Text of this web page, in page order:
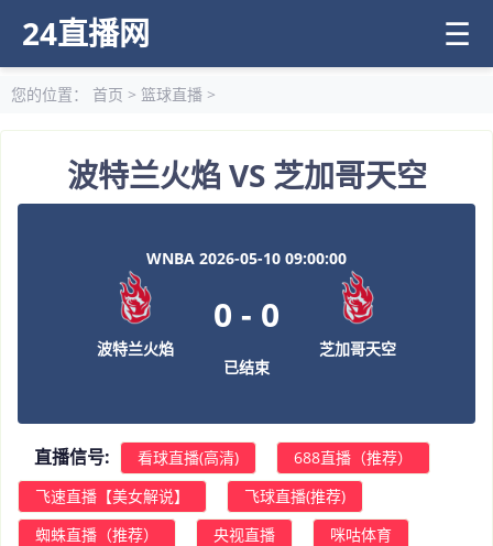
24直播网 ☰
您的位置： 首页 > 篮球直播 >
波特兰火焰 VS 芝加哥天空
WNBA 2026-05-10 09:00:00
波特兰火焰
0 - 0
已结束
芝加哥天空
直播信号: 看球直播(高清)
688直播（推荐）
飞速直播【美女解说】
飞球直播(推荐)
蜘蛛直播（推荐）
央视直播
咪咕体育